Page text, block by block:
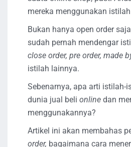
mereka menggunakan istilah
Bukan hanya open order
sudah pernah mendengar
close order, pre order, made
istilah lainnya.
Sebenarnya, apa arti istilah-
dunia jual beli online dan
menggunakannya?
Artikel ini akan membahas
order, bagaimana cara